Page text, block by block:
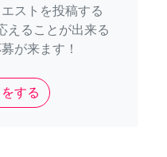
ストを投稿する
えることが出来る
が来ます！
する